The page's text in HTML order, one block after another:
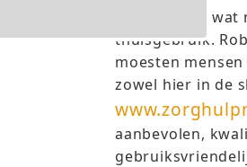
Deze maand
thuisgebruik.
moesten
zowel hier in de
aanbevolen,